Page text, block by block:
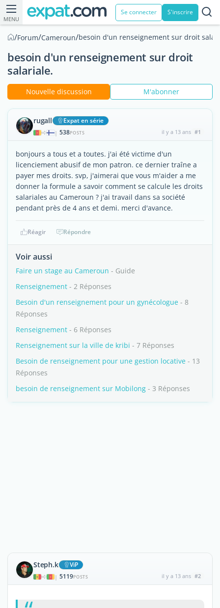
MENU
Se connecter S'inscrire
/Forum/Cameroun/besoin d'un renseignement sur droit
besoin d'un renseignement sur droit
salariale.
Nouvelle discussion M'abonner
rugall Expat en série
| 538POSTS il y a 13 ans #1
bonjours a tous et a toutes. j'ai été victime d'un
licenciement abusif de mon patron. ce dernier traîne a
payer mes droits. svp, j'aimerai que vous m'aider a me
donner la formule a savoir comment se calcule les droits
salariales au Cameroun ? j'ai travail dans sa société
pendant près de 4 ans et demi. merci d'avance.
Réagir Répondre
Voir aussi
Faire un stage au Cameroun - Guide
Renseignement - 2 Réponses
Besoin d'un renseignement pour un gynécologue - 8
Réponses
Renseignement - 6 Réponses
Renseignement sur la ville de kribi - 7 Réponses
Besoin de renseignement pour une gestion locative - 13
Réponses
besoin de renseignement sur Mobilong - 3 Réponses
Steph.k ViP
| 5119POSTS il y a 13 ans #2